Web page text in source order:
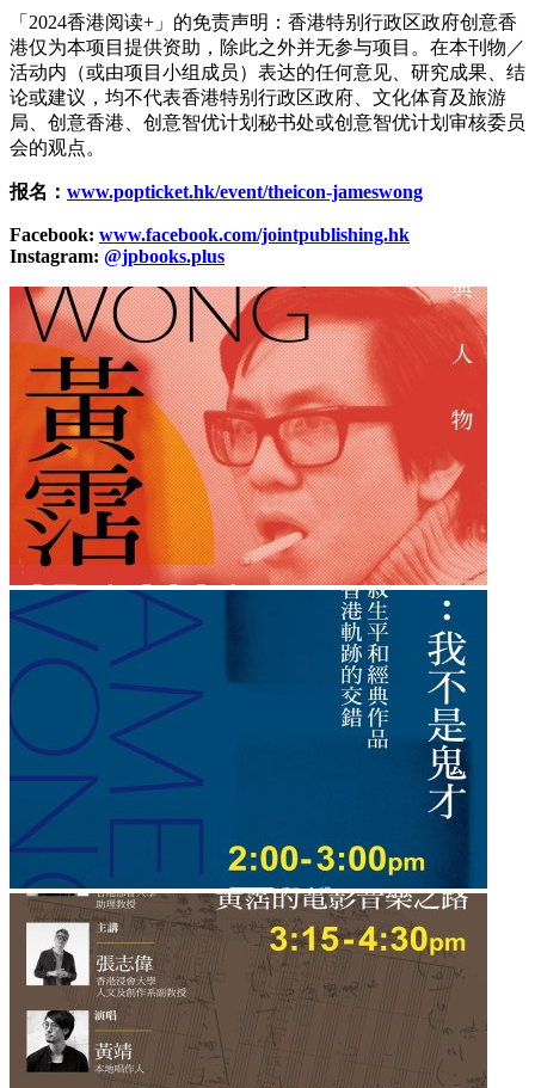
「2024香港阅读+」的免责声明：香港特别行政区政府创意香
港仅为本项目提供资助，除此之外并无参与项目。在本刊物／
活动内（或由项目小组成员）表达的任何意见、研究成果、结
论或建议，均不代表香港特别行政区政府、文化体育及旅游
局、创意香港、创意智优计划秘书处或创意智优计划审核委员
会的观点。
报名： www.popticket.hk/event/theicon-jameswong
Facebook: www.facebook.com/jointpublishing.hk
Instagram: @jpbooks.plus